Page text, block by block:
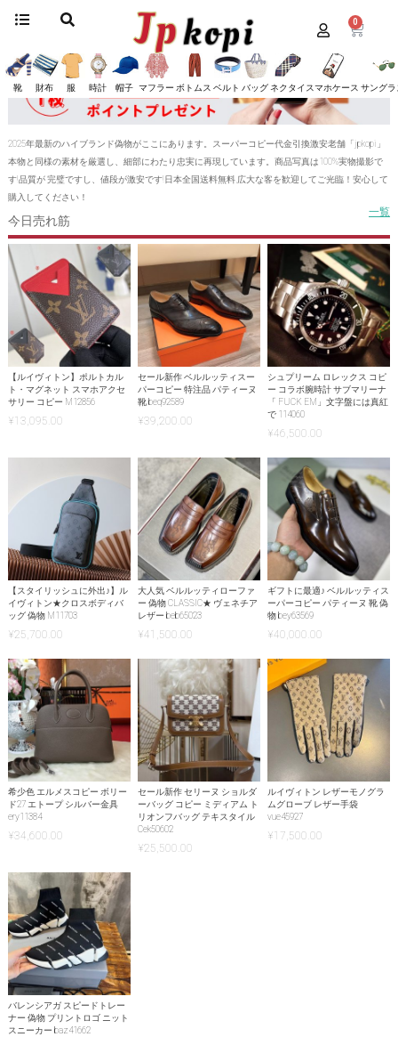
0
靴 財布 服 時計 帽子 マフラー ボトムス ベルト バッグネクタイ スマホケース サング
2025年最新のハイブランド偽物がここにあります。スーパーコピー代金引換激安老舗「jpkopi」
本物と同様の素材を厳選し、細部にわたり忠実に再現しています。商品写真は100%実物撮影で
す!品質が 完璧ですし、値段が激安です!日本全国送料無料,広大な客を歓迎してご光臨！安心して
購入してください！
今日売れ筋
一覧
【ルイヴィトン】ポルトカル
ト・マグネット スマホアクセ
サリー コピー M12856
¥13,095.00
セール新作 ベルルッティスー
パーコピー 特注品 パティーヌ
靴 beq92589
¥39,200.00
シュプリーム ロレックス コピ
ー コラボ腕時計 サブマリーナ
「 FUCK EM」文字盤には真紅
で 114060
¥46,500.00
【スタイリッシュに外出♪】ル
イヴィトン★クロスボディバ
ッグ 偽物 M11703
¥25,700.00
大人気 ベルルッティローファ
ー 偽物 CLASSIC★ ヴェネチア
レザー beb65023
¥41,500.00
ギフトに最適♪ ベルルッティス
ーパーコピー パティーヌ 靴 偽
物 bey63569
¥40,000.00
希少色 エルメスコピー ボリー
ド27 エトープ シルバー金具
ery11384
¥34,600.00
セール新作 セリーヌ ショルダ
ーバッグ コピー ミディアム ト
リオンフバッグ テキスタイル
Cek50602
¥25,500.00
ルイヴィトン レザーモノグラ
ムグローブ レザー手袋
vue45927
¥17,500.00
バレンシアガ スピードトレー
ナー 偽物 プリントロゴ ニット
スニーカー baz41662